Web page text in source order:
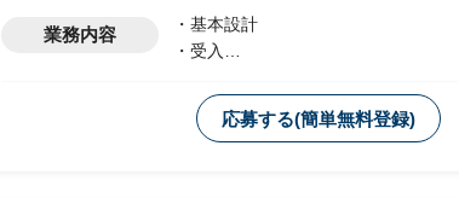
業務内容
・基本設計
・受入
・移行設計
応募する(簡単無料登録)